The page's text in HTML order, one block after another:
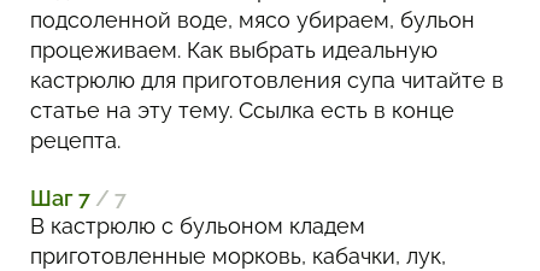
подсоленной воде, мясо убираем, бульон
процеживаем. Как выбрать идеальную
кастрюлю для приготовления супа читайте в
статье на эту тему. Ссылка есть в конце
рецепта.
Шаг 7 / 7
В кастрюлю с бульоном кладем
приготовленные морковь, кабачки, лук,